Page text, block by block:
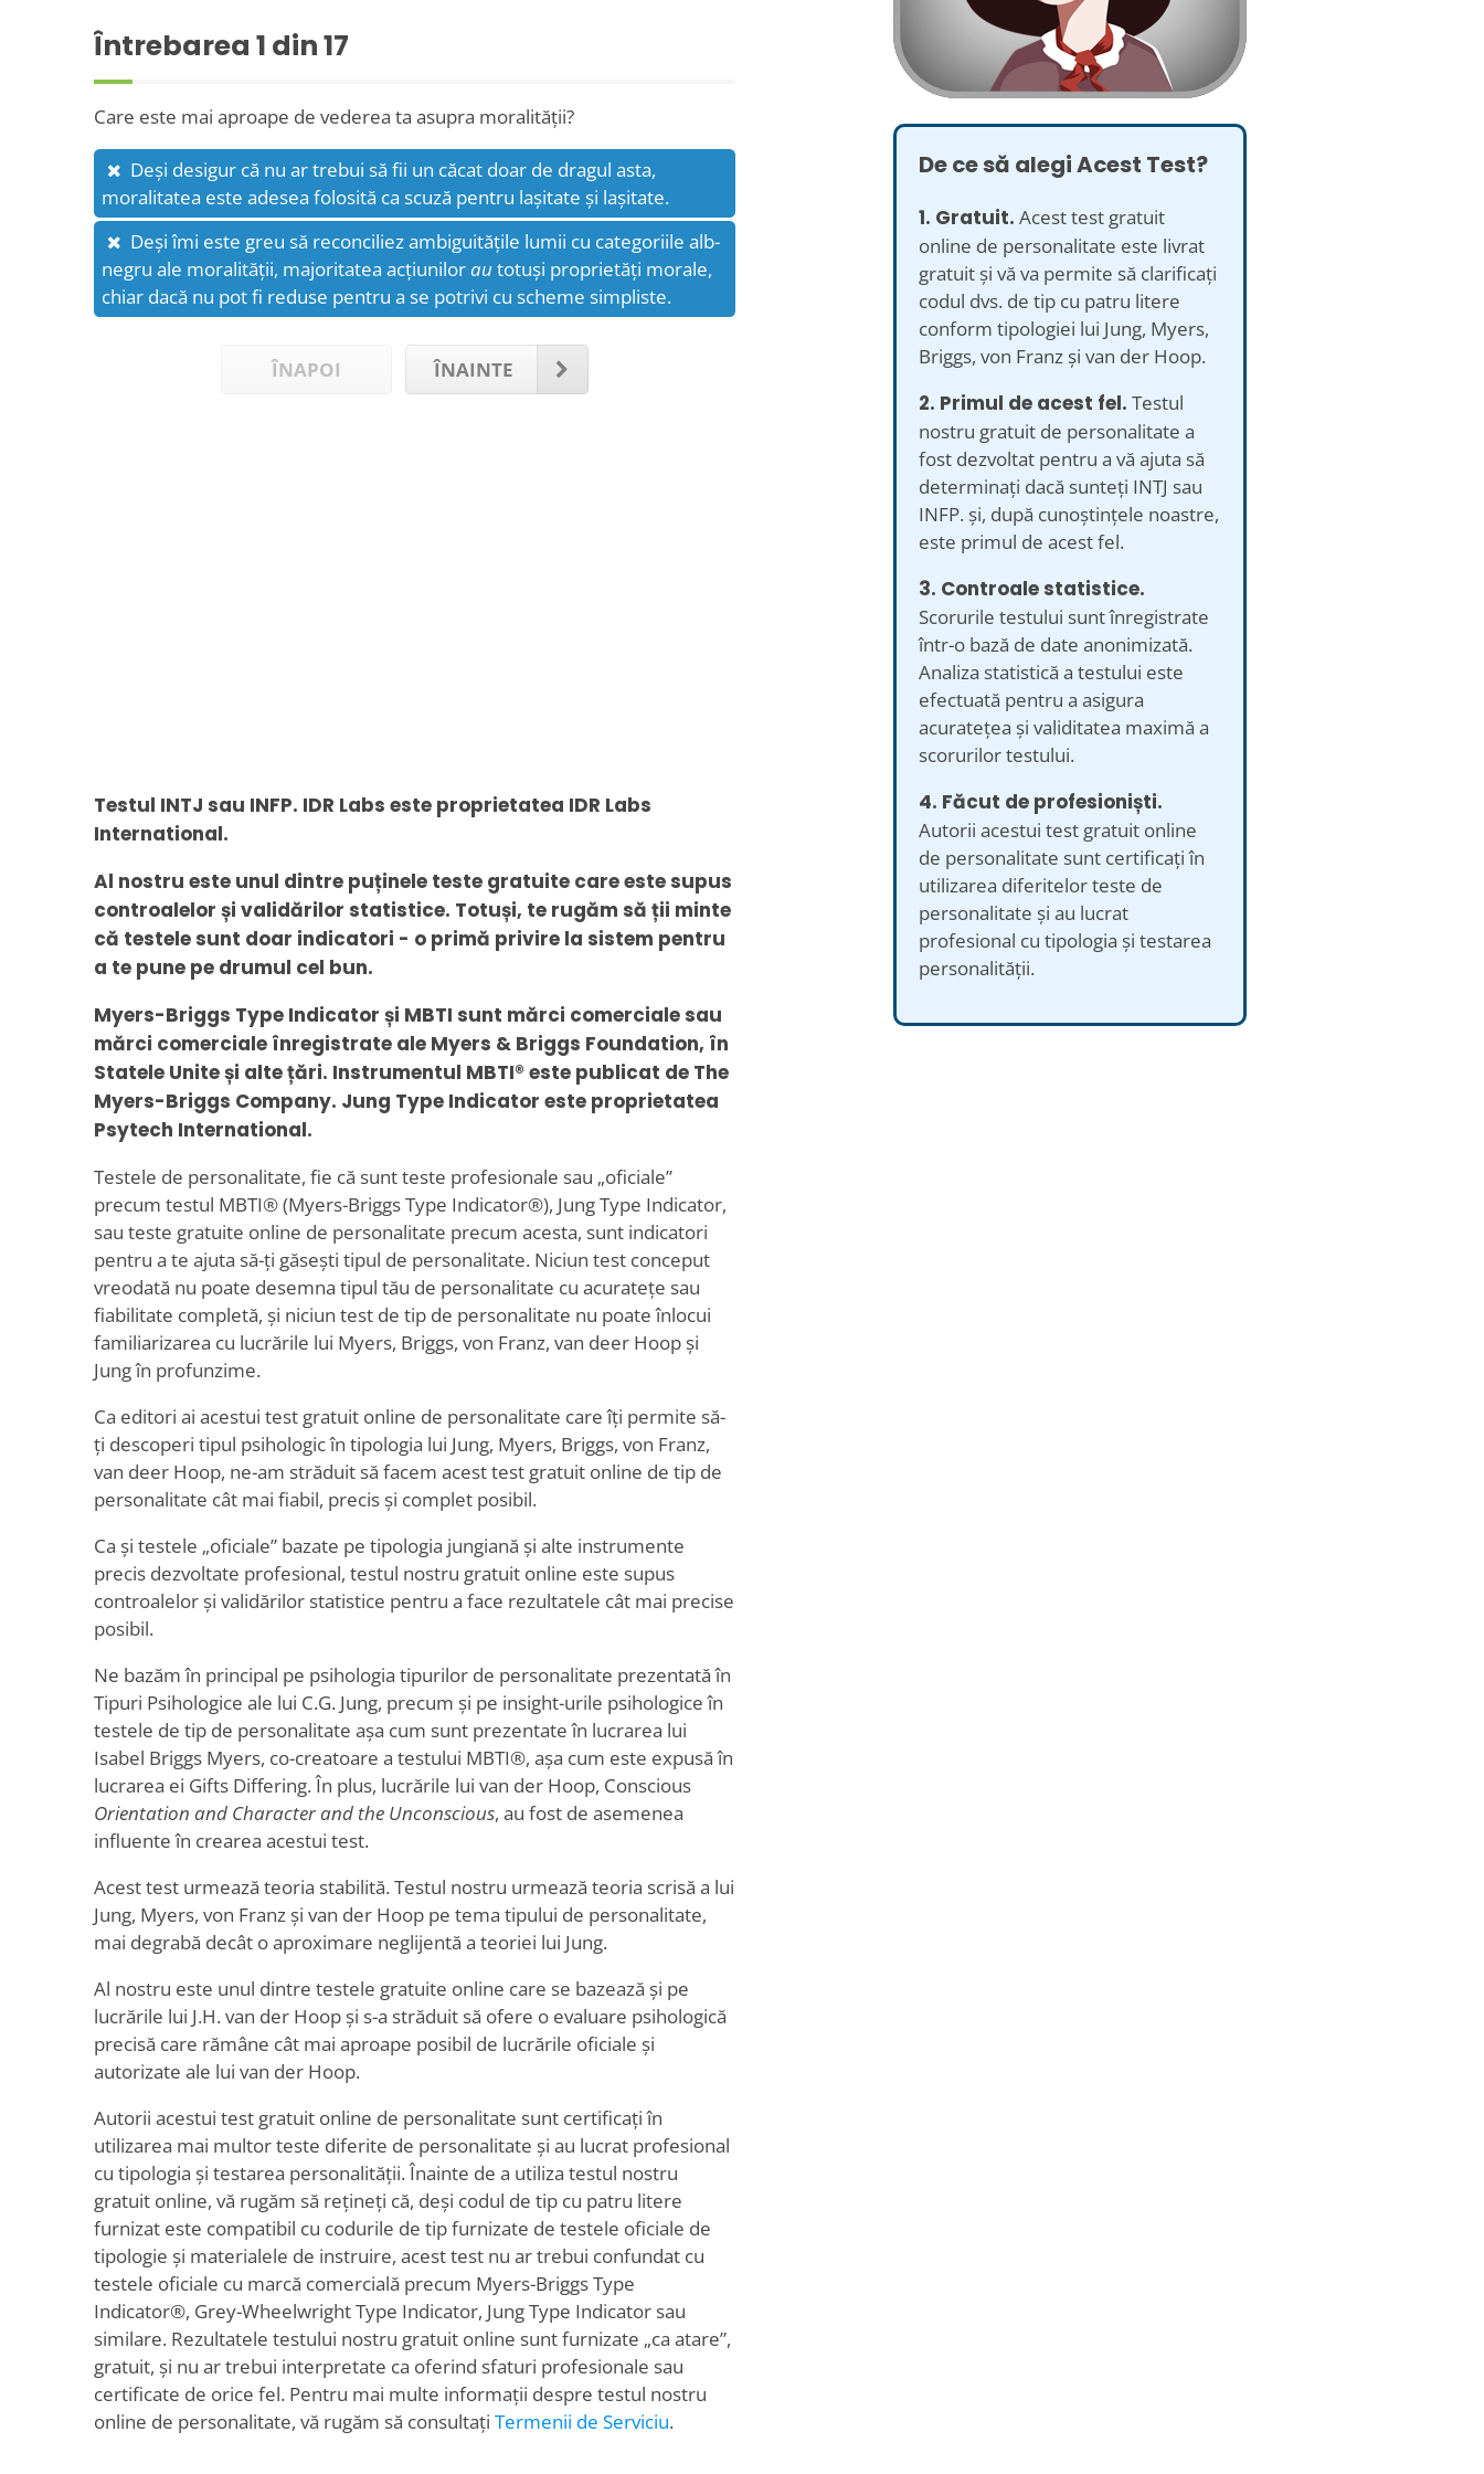
Întrebarea 1 din 17
Care este mai aproape de vederea ta asupra moralității?
Deși desigur că nu ar trebui să fii un căcat doar de dragul asta,
moralitatea este adesea folosită ca scuză pentru lașitate și lașitate.
Deși îmi este greu să reconciliez ambiguitățile lumii cu categoriile alb-
negru ale moralității, majoritatea acțiunilorautotuși proprietăți morale,
chiar dacă nu pot fi reduse pentru a se potrivi cu scheme simpliste.
ÎNAPOI ÎNAINTE
Testul INTJ sau INFP. IDR Labs este proprietatea IDR Labs
International.
Al nostru este unul dintre puținele teste gratuite care este supus
controalelor și validărilor statistice. Totuși, te rugăm să ții minte
că testele sunt doar indicatori - o primă privire la sistem pentru
a te pune pe drumul cel bun.
Myers-Briggs Type Indicator și MBTI sunt mărci comerciale sau
mărci comerciale înregistrate ale Myers & Briggs Foundation, în
Statele Unite și alte țări. Instrumentul MBTI® este publicat de The
Myers-Briggs Company. Jung Type Indicator este proprietatea
Psytech International.
Testele de personalitate, fie că sunt teste profesionale sau „oficiale”
precum testul MBTI® (Myers-Briggs Type Indicator®), Jung Type Indicator,
sau teste gratuite online de personalitate precum acesta, sunt indicatori
pentru a te ajuta să-ți găsești tipul de personalitate. Niciun test conceput
vreodată nu poate desemna tipul tău de personalitate cu acuratețe sau
fiabilitate completă, și niciun test de tip de personalitate nu poate înlocui
familiarizarea cu lucrările lui Myers, Briggs, von Franz, van deer Hoop și
Jung în profunzime.
Ca editori ai acestui test gratuit online de personalitate care îți permite să-
ți descoperi tipul psihologic în tipologia lui Jung, Myers, Briggs, von Franz,
van deer Hoop, ne-am străduit să facem acest test gratuit online de tip de
personalitate cât mai fiabil, precis și complet posibil.
Ca și testele „oficiale” bazate pe tipologia jungiană și alte instrumente
precis dezvoltate profesional, testul nostru gratuit online este supus
controalelor și validărilor statistice pentru a face rezultatele cât mai precise
posibil.
Ne bazăm în principal pe psihologia tipurilor de personalitate prezentată în
Tipuri Psihologice ale lui C.G. Jung, precum și pe insight-urile psihologice în
testele de tip de personalitate așa cum sunt prezentate în lucrarea lui
Isabel Briggs Myers, co-creatoare a testului MBTI®, așa cum este expusă în
lucrarea ei Gifts Differing. În plus, lucrările lui van der Hoop, Conscious
Orientation and Character and the Unconscious, au fost de asemenea
influente în crearea acestui test.
Acest test urmează teoria stabilită. Testul nostru urmează teoria scrisă a lui
Jung, Myers, von Franz și van der Hoop pe tema tipului de personalitate,
mai degrabă decât o aproximare neglijentă a teoriei lui Jung.
Al nostru este unul dintre testele gratuite online care se bazează și pe
lucrările lui J.H. van der Hoop și s-a străduit să ofere o evaluare psihologică
precisă care rămâne cât mai aproape posibil de lucrările oficiale și
autorizate ale lui van der Hoop.
Autorii acestui test gratuit online de personalitate sunt certificați în
utilizarea mai multor teste diferite de personalitate și au lucrat profesional
cu tipologia și testarea personalității. Înainte de a utiliza testul nostru
gratuit online, vă rugăm să rețineți că, deși codul de tip cu patru litere
furnizat este compatibil cu codurile de tip furnizate de testele oficiale de
tipologie și materialele de instruire, acest test nu ar trebui confundat cu
testele oficiale cu marcă comercială precum Myers-Briggs Type
Indicator®, Grey-Wheelwright Type Indicator, Jung Type Indicator sau
similare. Rezultatele testului nostru gratuit online sunt furnizate „ca atare”,
gratuit, și nu ar trebui interpretate ca oferind sfaturi profesionale sau
certificate de orice fel. Pentru mai multe informații despre testul nostru
online de personalitate, vă rugăm să consultați Termenii de Serviciu.
De ce să alegi Acest Test?
1. Gratuit. Acest test gratuit
online de personalitate este livrat
gratuit și vă va permite să clarificați
codul dvs. de tip cu patru litere
conform tipologiei lui Jung, Myers,
Briggs, von Franz și van der Hoop.
2. Primul de acest fel. Testul
nostru gratuit de personalitate a
fost dezvoltat pentru a vă ajuta să
determinați dacă sunteți INTJ sau
INFP. și, după cunoștințele noastre,
este primul de acest fel.
3. Controale statistice.
Scorurile testului sunt înregistrate
într-o bază de date anonimizată.
Analiza statistică a testului este
efectuată pentru a asigura
acuratețea și validitatea maximă a
scorurilor testului.
4. Făcut de profesioniști.
Autorii acestui test gratuit online
de personalitate sunt certificați în
utilizarea diferitelor teste de
personalitate și au lucrat
profesional cu tipologia și testarea
personalității.